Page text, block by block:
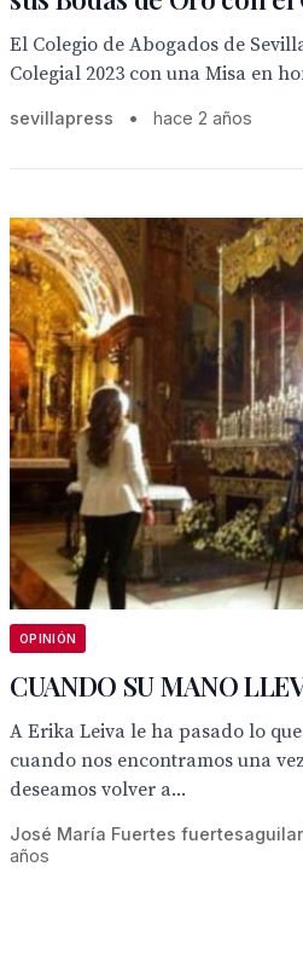
El Colegio de Abogados de
Colegial 2023 con una Misa en
sevillapress • hace 2 años
OPINIÓN
CUANDO SU MANO
A Erika Leiva le ha pasado lo
cuando nos encontramos una
deseamos volver a...
José María Fuertes
años